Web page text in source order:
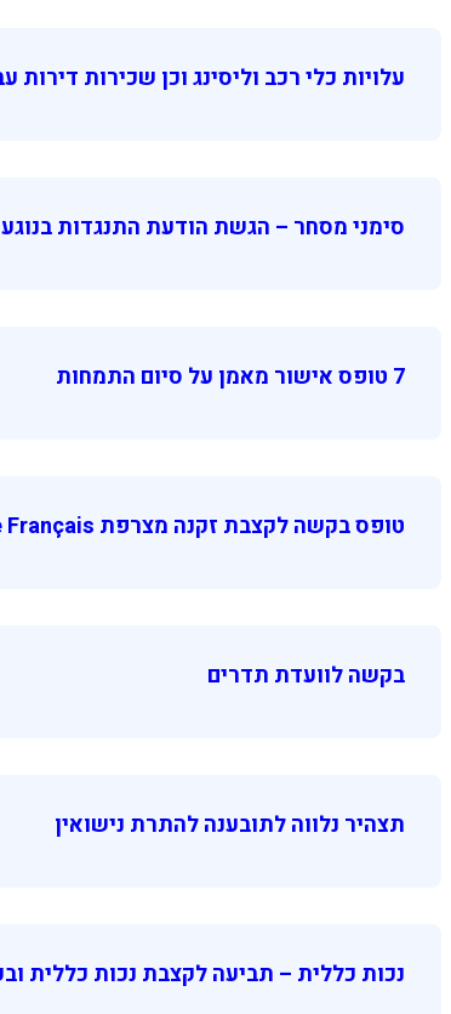
עלויות כלי רכב וליסינג וכן שכירות דירות עבור
סימני מסחר – הגשת הודעת התנגדות
7 טופס אישור מאמן על סיום התמחות
טופס בקשה לקצבת זקנה מצרפת Demande De Pension Personnelle De L’organisme Français
בקשה לוועדת תדרים
תצהיר נלווה לתובענה להתרת נישואין
נכות כללית – תביעה לקצבת נכות כללית